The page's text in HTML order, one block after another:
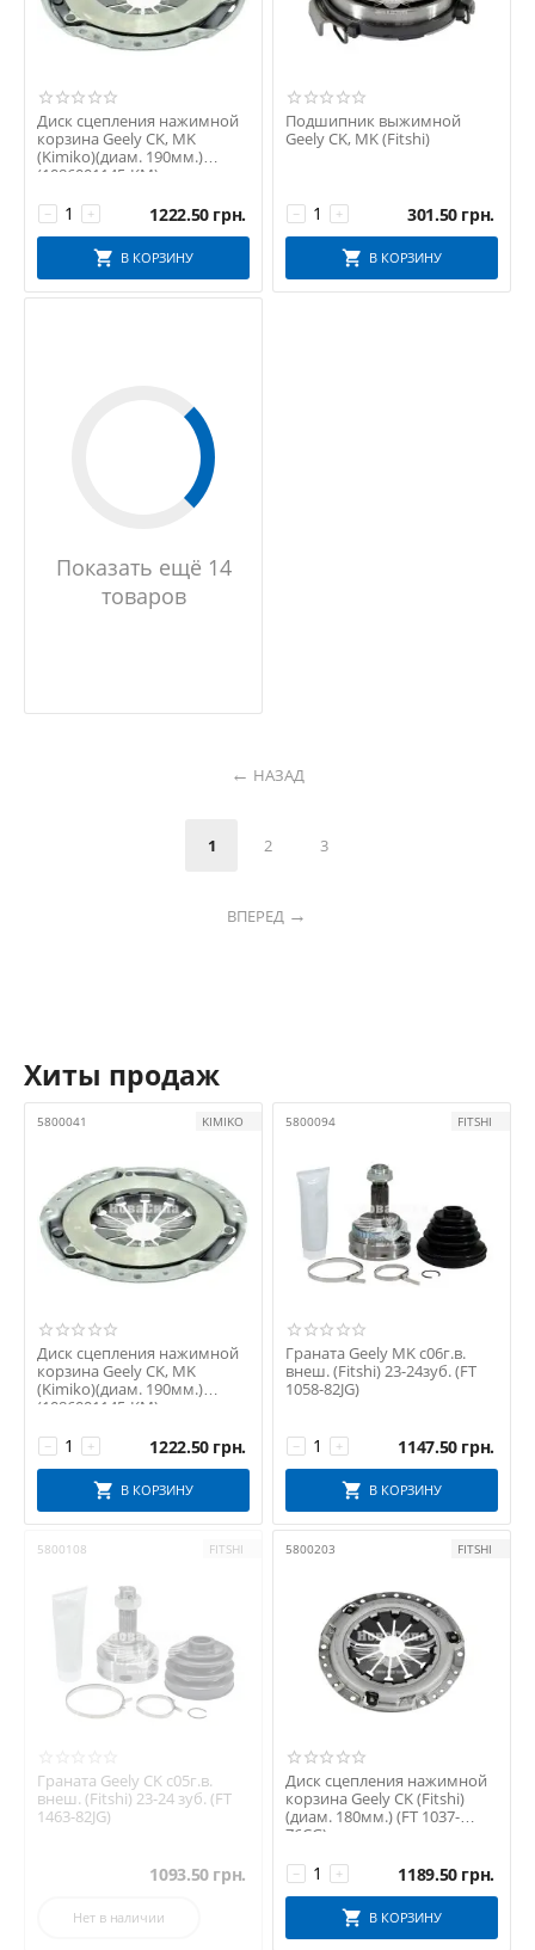
Диск сцепления нажимной
корзина Geely CK, MK
(Kimiko)(диам. 190мм.)
(1086001145-KM)
+
− 1222.50 грн.
В КОРЗИНУ
Подшипник выжимной
Geely CK, MK (Fitshi)
+
− 301.50 грн.
В КОРЗИНУ
Показать ещё 14
товаров
НАЗАД
1 2 3
ВПЕРЕД
Хиты продаж
5800041 KIMIKO
Диск сцепления нажимной
корзина Geely CK, MK
(Kimiko)(диам. 190мм.)
(1086001145-KM)
+
− 1222.50 грн.
В КОРЗИНУ
5800094 FITSHI
Граната Geely MK с06г.в.
внеш. (Fitshi) 23-24зуб. (FT
1058-82JG)
+
− 1147.50 грн.
В КОРЗИНУ
5800108 FITSHI
Граната Geely CK с05г.в.
внеш. (Fitshi) 23-24 зуб. (FT
1463-82JG)
1093.50 грн.
Нет в наличии
5800203 FITSHI
Диск сцепления нажимной
корзина Geely CK (Fitshi)
(диам. 180мм.) (FT 1037-
76CG)
+
− 1189.50 грн.
В КОРЗИНУ